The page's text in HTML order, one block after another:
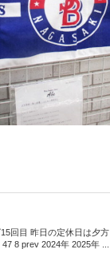
回目 昨日の定休日は夕方
8 prev 2024年 2025年 ...